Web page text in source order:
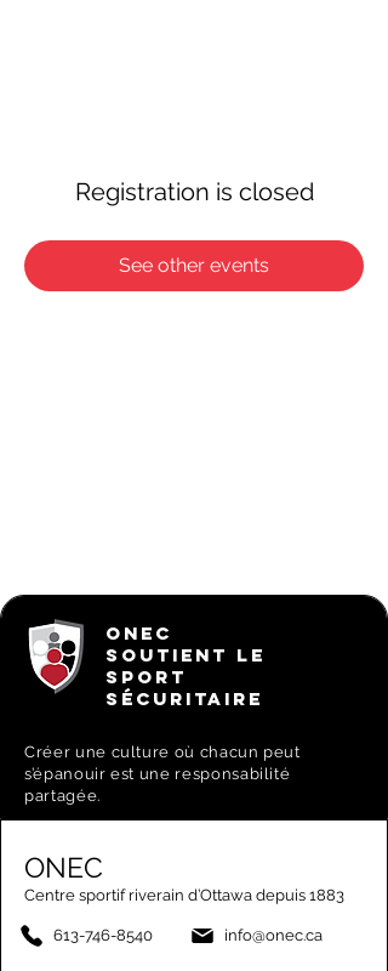
Registration is closed
See other events
ONEC
SOUTIENT LE
SPORT
SÉCURITAIRE
Créer une culture où chacun peut
s’épanouir est une responsabilité
partagée.
ONEC
Centre sportif riverain d’Ottawa depuis 1883
613-746-8540 info@onec.ca